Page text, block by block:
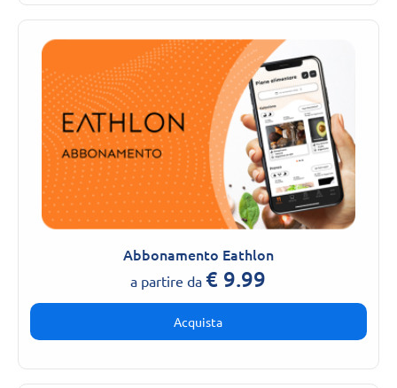
Abbonamento Eathlon
a partire da € 9.99
Acquista